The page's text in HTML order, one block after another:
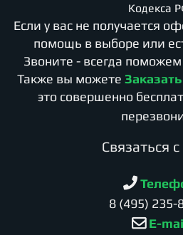
Кодекса
Если у вас не получается
помощь в выборе или
Звоните - всегда
Также вы можете
это совершенно
Cвязаться
8 (495) 235-
E-